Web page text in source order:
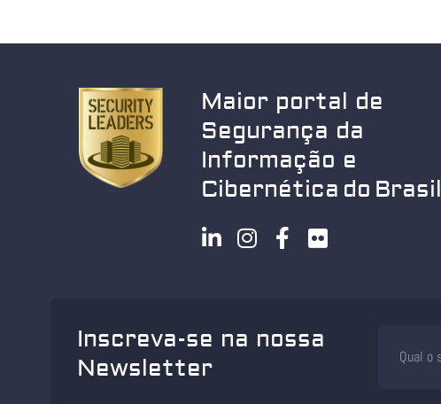
Maior portal de
Segurança da
Informação e
Cibernética do Brasil
Inscreva-se na nossa
Newsletter